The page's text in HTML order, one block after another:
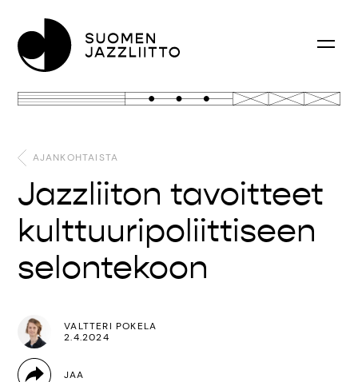
AJANKOHTAISTA
Jazzliiton tavoitteet
kulttuuripoliittiseen
selontekoon
VALTTERI POKELA
2.4.2024